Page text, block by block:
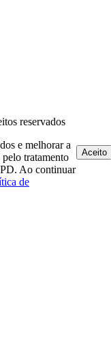
reservados
e melhorar a
tratamento
Ao continuar
de
Aceito